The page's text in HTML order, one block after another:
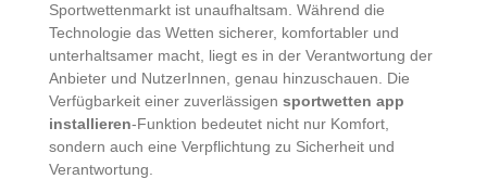
Sportwettenmarkt ist unaufhaltsam. Während die
Technologie das Wetten sicherer, komfortabler und
unterhaltsamer macht, liegt es in der Verantwortung der
Anbieter und NutzerInnen, genau hinzuschauen. Die
Verfügbarkeit einer zuverlässigen sportwetten app
installieren-Funktion bedeutet nicht nur Komfort,
sondern auch eine Verpflichtung zu Sicherheit und
Verantwortung.